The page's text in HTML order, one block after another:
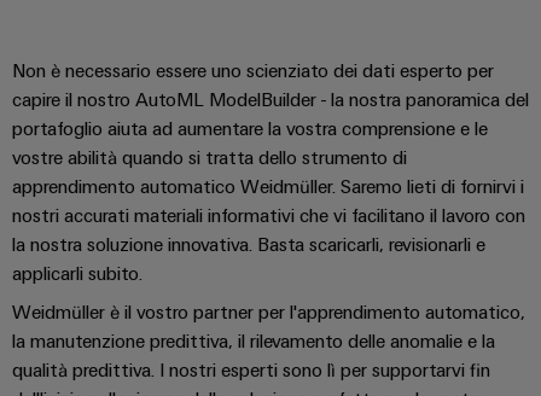
Non è necessario essere uno scienziato dei dati esperto per
capire il nostro AutoML ModelBuilder - la nostra panoramica del
portafoglio aiuta ad aumentare la vostra comprensione e le
vostre abilità quando si tratta dello strumento di
apprendimento automatico Weidmüller. Saremo lieti di fornirvi i
nostri accurati materiali informativi che vi facilitano il lavoro con
la nostra soluzione innovativa. Basta scaricarli, revisionarli e
applicarli subito.
Weidmüller è il vostro partner per l'apprendimento automatico,
la manutenzione predittiva, il rilevamento delle anomalie e la
qualità predittiva. I nostri esperti sono lì per supportarvi fin